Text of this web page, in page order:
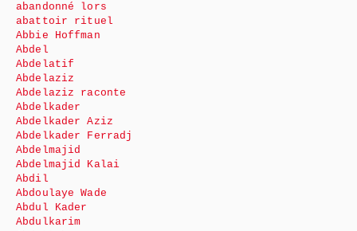
abandonné lors
abattoir rituel
Abbie Hoffman
Abdel
Abdelatif
Abdelaziz
Abdelaziz raconte
Abdelkader
Abdelkader Aziz
Abdelkader Ferradj
Abdelmajid
Abdelmajid Kalai
Abdil
Abdoulaye Wade
Abdul Kader
Abdulkarim